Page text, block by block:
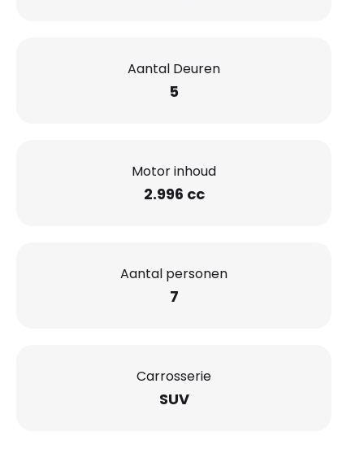
Aantal Deuren
5
Motor inhoud
2.996 cc
Aantal personen
7
Carrosserie
SUV